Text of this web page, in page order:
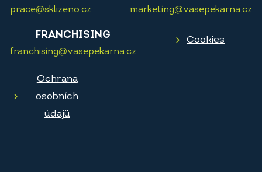
prace@sklizeno.cz marketing@vasepekarna.cz
FRANCHISING
franchising@vasepekarna.cz
Cookies
Ochrana
osobních
údajů